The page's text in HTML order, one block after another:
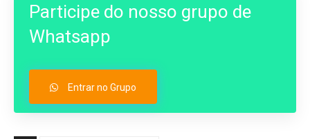
Participe do nosso grupo de
Whatsapp
Entrar no Grupo